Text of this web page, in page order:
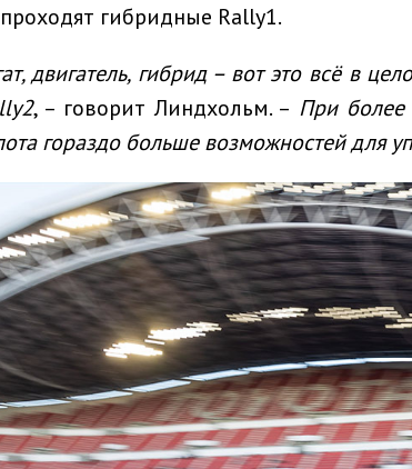
гибридные Rally1.
двигатель, гибрид – вот это всё в
2, – говорит Линдхольм. – При более
гораздо больше возможностей для